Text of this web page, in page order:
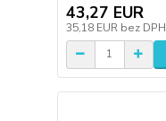
43,27 EUR
35,18 EUR bez DPH